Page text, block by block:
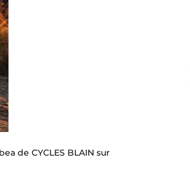
de CYCLES BLAIN sur